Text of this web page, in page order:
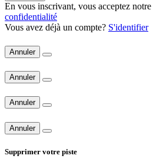
En vous inscrivant, vous acceptez notre
confidentialité
Vous avez déjà un compte? S'identifier
Annuler
Annuler
Annuler
Annuler
Supprimer votre piste